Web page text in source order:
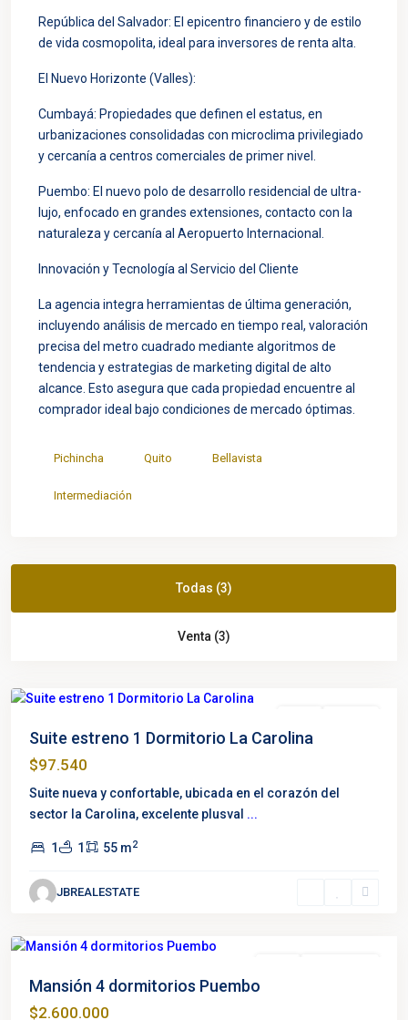
República del Salvador: El epicentro financiero y de estilo
de vida cosmopolita, ideal para inversores de renta alta.
El Nuevo Horizonte (Valles):
Cumbayá: Propiedades que definen el estatus, en
urbanizaciones consolidadas con microclima privilegiado
y cercanía a centros comerciales de primer nivel.
Puembo: El nuevo polo de desarrollo residencial de ultra-
lujo, enfocado en grandes extensiones, contacto con la
naturaleza y cercanía al Aeropuerto Internacional.
Innovación y Tecnología al Servicio del Cliente
La agencia integra herramientas de última generación,
incluyendo análisis de mercado en tiempo real, valoración
precisa del metro cuadrado mediante algoritmos de
tendencia y estrategias de marketing digital de alto
alcance. Esto asegura que cada propiedad encuentre al
comprador ideal bajo condiciones de mercado óptimas.
Pichincha Quito Bellavista
Intermediación
Todas (3)
Venta (3)
Suite estreno 1 Dormitorio La Carolina
$97.540
Suite nueva y confortable, ubicada en el corazón del
sector la Carolina, excelente plusval ...
1 1 55 m2
JBREALESTATE
La
Palma,
Mansión 4 dormitorios Puembo
$2.600.000